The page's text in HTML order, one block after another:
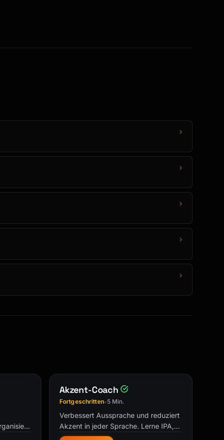
Akzent-Coach
Fortgeschritten• 5 Min.
Verbessert Aussprache und reduziert
Akzent in jeder Sprache. Lerne IPA,
Mundposition und übe mit